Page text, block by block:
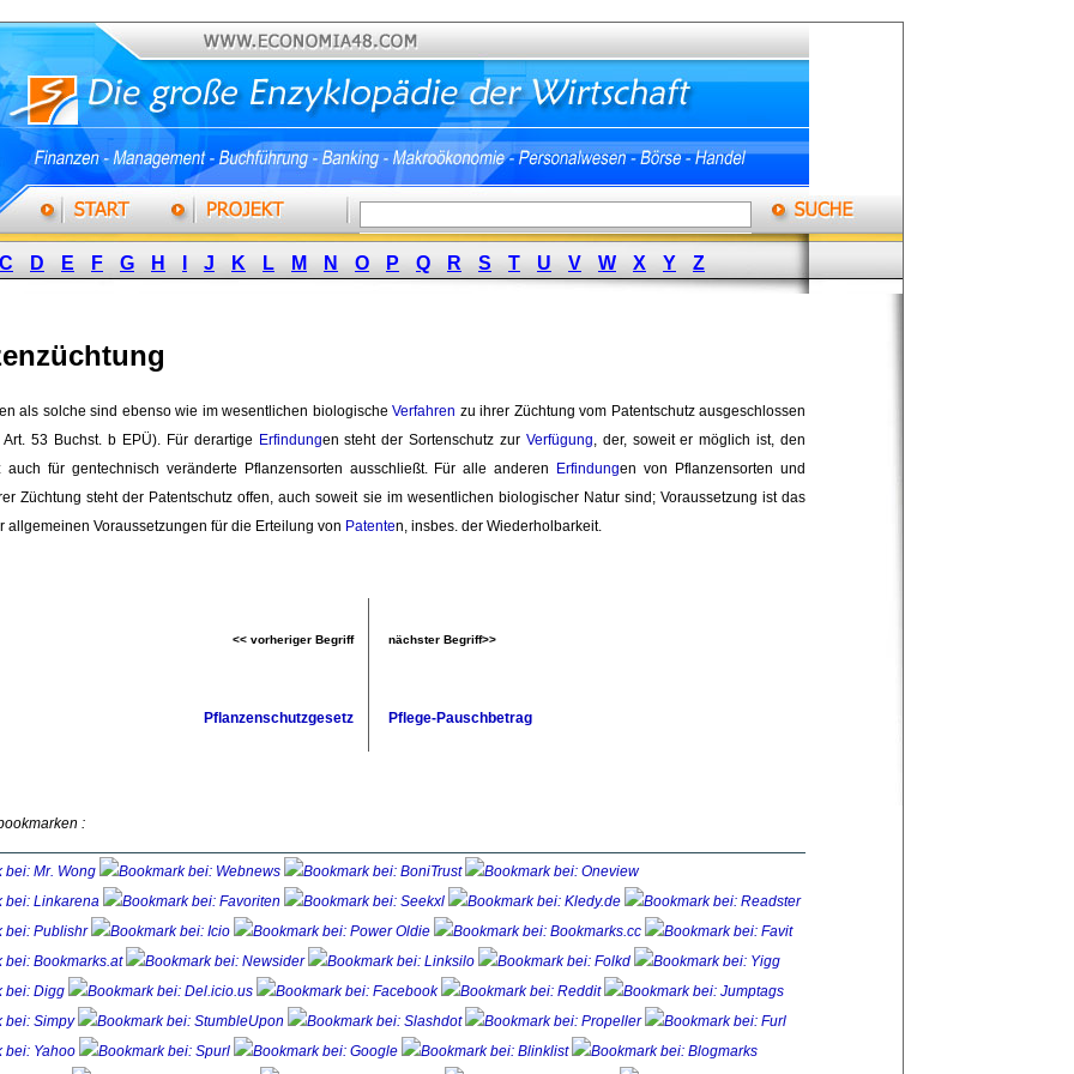
C D E F G H J K L M N O P Q R S T U V W X Y Z
als solche sind ebenso wie im wesentlichen biologische Verfahren zu ihrer Züchtung vom Patentschutz ausgeschlossen
53 Buchst. b EPÜ). Für derartige Erfindungen steht der Sortenschutz zur Verfügung, der, soweit er möglich ist, den
auch für gentechnisch veränderte Pflanzensorten ausschließt. Für alle anderen
Erfindungen von Pflanzensorten und
Züchtung steht der Patentschutz offen, auch soweit sie im wesentlichen biologischer Natur sind; Voraussetzung ist das
allgemeinen Voraussetzungen für die Erteilung von Patenten, insbes. der Wiederholbarkeit.
<< vorheriger Begriff nächster Begriff>>
Pflanzenschutzgesetz Pflege-Pauschbetrag
: